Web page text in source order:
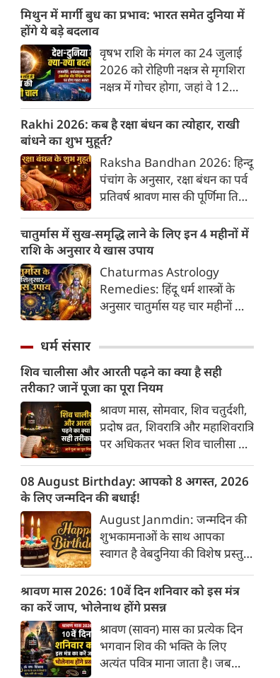
जाए। वे एक ऐसा सार्वभौमिक सत्य
खोजना चाहते थे, जिस पर कोई भी
प्रश्नचिह्न न लगा सके। इसी विचार ने
बुद्धिवाद (Rationalism) की नींव
रखी। आइए, देकार्त के इस अद्भुत
दार्शनिक चिंतन के 4 प्रमुख स्तंभों को
गहराई से समझते हैं।
मिथुन में मार्गी बुध का प्रभाव: भारत समेत दुनिया में
होंगे ये बड़े बदलाव
वृषभ राशि के मंगल का 24 जुलाई
2026 को रोहिणी नक्षत्र से मृगशिरा
नक्षत्र में गोचर होगा, जहां वे 12
में एक बड़ा हलचल भरा मोड़ आ चुका
है- बुध ग्रह अपनी ही प्रिय राशि मिथुन
में सीधे (मार्गी) चलने लगे हैं। अब जब
बुद्धि और संवाद का कारक ग्रह सीधी
चाल चलेगा, तो जाहिर है आपकी
सोच, बातचीत और फैसलों की रफ्तार
भी बदल जाएगी।
Rakhi 2026: कब है रक्षा बंधन का त्योहार, राखी
बांधने का शुभ मुहूर्त?
Raksha Bandhan 2026: हिन्दू
पंचांग के अनुसार, रक्षा बंधन का पर्व
प्रतिवर्ष श्रावण मास की पूर्णिमा तिथि
में इसे मिठास और खुशियों का उत्सव
माना गया है। यह भाई-बहन के प्रेम
का पावन पर्व है। यहां जानें रक्षा बंधन
2026 कब है? जानें रक्षा बंधन
2026 की तारीख...
चातुर्मास में सुख-समृद्धि लाने के लिए इन 4 महीनों में
राशि के अनुसार ये खास उपाय
Chaturmas Astrology
Remedies: हिंदू धर्म शास्त्रों के
अनुसार चातुर्मास यह चार महीनों का
आप अपनी राशि के अनुसार चातुर्मास
में कुछ विशेष उपाय करते हैं, तो
जीवन में आ रही और घर में सुख-
समृद्धि का वास होता है। यहां जानें
12 राशियों के लिए चातुर्मास के
धर्म संसार
शिव चालीसा और आरती पढ़ने का क्या है सही
तरीका? जानें पूजा का पूरा नियम
श्रावण मास, सोमवार, शिव चतुर्दशी,
प्रदोष व्रत, शिवरा‍त्रि और महाशिवरात्रि
पर अधिकतर भक्त शिव चालीसा का
करते हैं। भगवान शिव की पूजा में
शिव चालीसा का पाठ और आरती
करने की एक सरल, प्रामाणिक और
शास्त्रसम्मत विधि है। इसे सही नियमों
और भाव के साथ करने से पूर्ण फल
और मानसिक शांति प्राप्त होती है।
08 August Birthday: आपको 8 अगस्त, 2026
के लिए जन्मदिन की बधाई!
August Janmdin: जन्मदिन की
शुभकामनाओं के साथ आपका
स्वागत है वेबदुनिया की विशेष प्रस्तुति
पाठकों के व्यक्तित्व और भविष्य के
बारे में जानकारी देगा जिनका उस
दिनांक को जन्मदिन होगा। पेश है
दिनांक 8 को जन्मे व्यक्तियों के बारे
में जानकारी :
श्रावण मास 2026: 10वें दिन शनिवार को इस मंत्र
का करें जाप, भोलेनाथ होंगे प्रसन्न
श्रावण (सावन) मास का प्रत्येक दिन
भगवान शिव की भक्ति के लिए
अत्यंत पवित्र माना जाता है। जब